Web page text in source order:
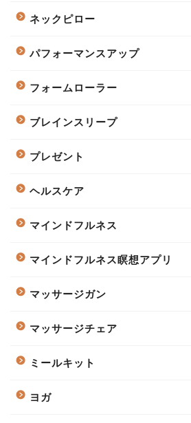
ネックピロー
パフォーマンスアップ
フォームローラー
ブレインスリープ
プレゼント
ヘルスケア
マインドフルネス
マインドフルネス瞑想アプリ
マッサージガン
マッサージチェア
ミールキット
ヨガ